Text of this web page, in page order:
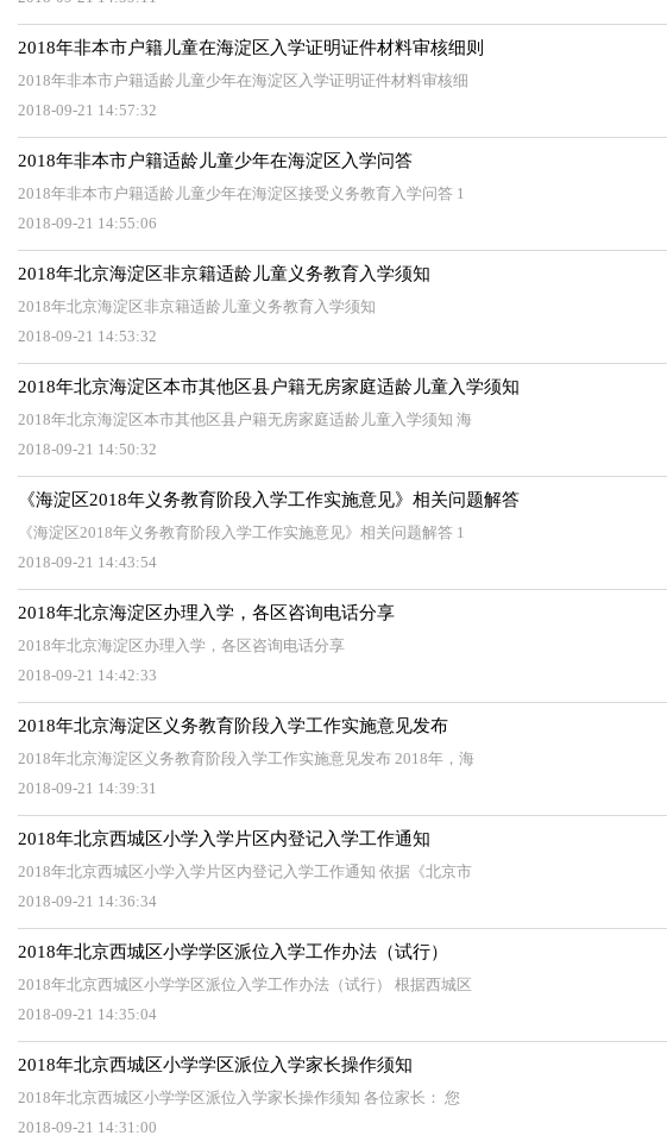
2018年非本市户籍儿童在海淀区入学证明证件材料审核细则
2018年非本市户籍适龄儿童少年在海淀区入学证明证件材料审核细
2018-09-21 14:57:32
2018年非本市户籍适龄儿童少年在海淀区入学问答
2018年非本市户籍适龄儿童少年在海淀区接受义务教育入学问答 1
2018-09-21 14:55:06
2018年北京海淀区非京籍适龄儿童义务教育入学须知
2018年北京海淀区非京籍适龄儿童义务教育入学须知
2018-09-21 14:53:32
2018年北京海淀区本市其他区县户籍无房家庭适龄儿童入学须知
2018年北京海淀区本市其他区县户籍无房家庭适龄儿童入学须知 海
2018-09-21 14:50:32
《海淀区2018年义务教育阶段入学工作实施意见》相关问题解答
《海淀区2018年义务教育阶段入学工作实施意见》相关问题解答 1
2018-09-21 14:43:54
2018年北京海淀区办理入学，各区咨询电话分享
2018年北京海淀区办理入学，各区咨询电话分享
2018-09-21 14:42:33
2018年北京海淀区义务教育阶段入学工作实施意见发布
2018年北京海淀区义务教育阶段入学工作实施意见发布 2018年，海
2018-09-21 14:39:31
2018年北京西城区小学入学片区内登记入学工作通知
2018年北京西城区小学入学片区内登记入学工作通知 依据《北京市
2018-09-21 14:36:34
2018年北京西城区小学学区派位入学工作办法（试行）
2018年北京西城区小学学区派位入学工作办法（试行） 根据西城区
2018-09-21 14:35:04
2018年北京西城区小学学区派位入学家长操作须知
2018年北京西城区小学学区派位入学家长操作须知 各位家长： 您
2018-09-21 14:31:00